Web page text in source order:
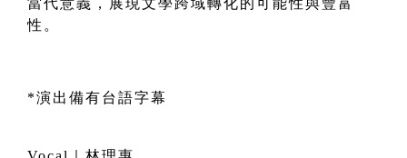
當代意義，展現文學跨域轉化的可能性與豐富
性。
*演出備有台語字幕